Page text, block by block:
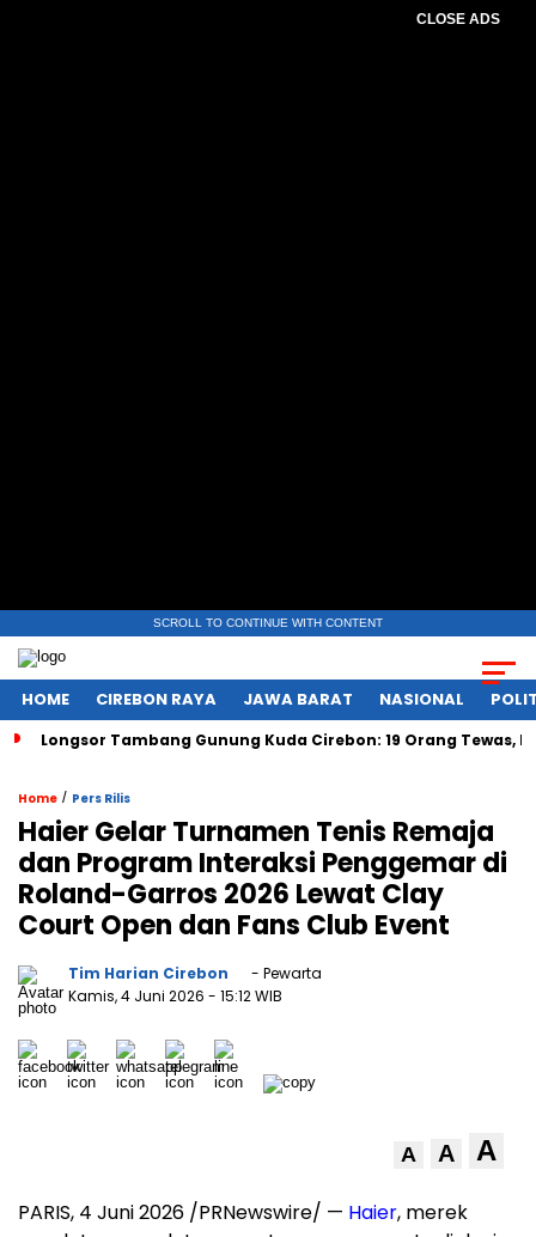
CLOSE ADS
SCROLL TO CONTINUE WITH CONTENT
HOME CIREBON RAYA JAWA BARAT NASIONAL
Longsor Tambang Gunung Kuda Cirebon: 19 Orang Tewas,
Home / Pers Rilis
Haier Gelar Turnamen Tenis Remaja
dan Program Interaksi Penggemar di
Roland-Garros 2026 Lewat Clay
Court Open dan Fans Club Event
Tim Harian Cirebon
- Pewarta
Kamis, 4 Juni 2026 - 15:12 WIB
A A A
PARIS, 4 Juni 2026 /PRNewswire/ — Haier, merek